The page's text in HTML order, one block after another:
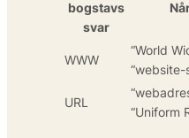
bogstavs
svar
WWW
“World
“website-
URL
“Uniform